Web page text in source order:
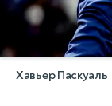
Хавьер Паскуаль